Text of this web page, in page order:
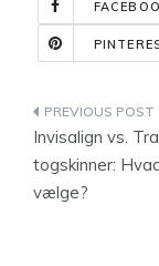
Invisalign vs.
togskinner:
vælge?